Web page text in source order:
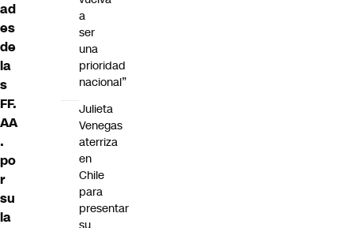
ad
es
de
la
s
FF.
AA
.
po
r
su
la
a
ser
una
prioridad
nacional”
Julieta
Venegas
aterriza
en
Chile
para
presentar
su